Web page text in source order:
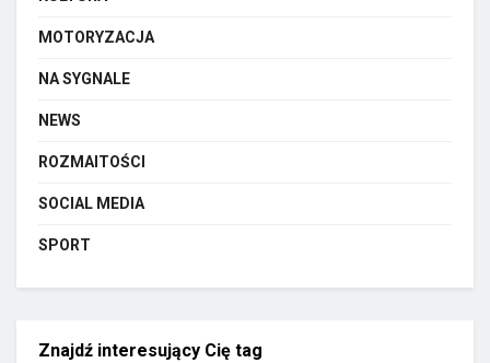
MOTORYZACJA
NA SYGNALE
NEWS
ROZMAITOŚCI
SOCIAL MEDIA
SPORT
Znajdź interesujący Cię tag